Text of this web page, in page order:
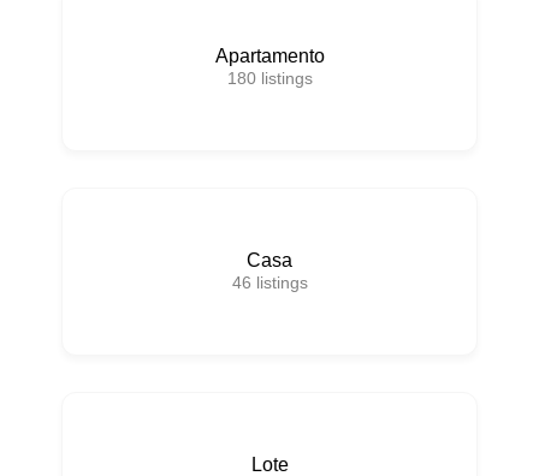
Apartamento
180 listings
Casa
46 listings
Lote